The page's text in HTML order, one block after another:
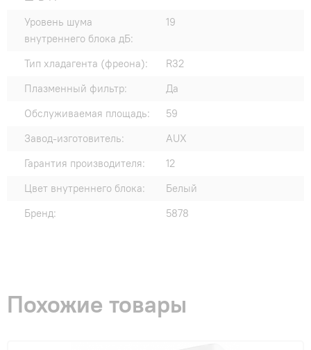
Уровень шума
внутреннего блока дБ:
19
Тип хладагента (фреона):
R32
Плазменный фильтр:
Да
Обслуживаемая площадь:
59
Завод-изготовитель:
AUX
Гарантия производителя:
12
Цвет внутреннего блока:
Белый
Бренд:
5878
Похожие товары